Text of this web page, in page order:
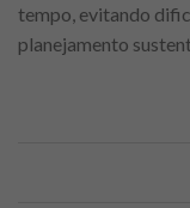
tempo, evitando
planejamento